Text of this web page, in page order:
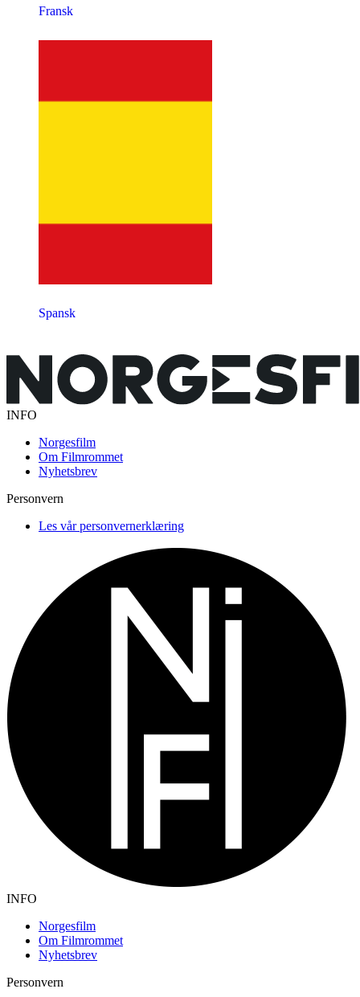
Fransk
Spansk
INFO
Norgesfilm
Om Filmrommet
Nyhetsbrev
Personvern
Les vår personvernerklæring
INFO
Norgesfilm
Om Filmrommet
Nyhetsbrev
Personvern